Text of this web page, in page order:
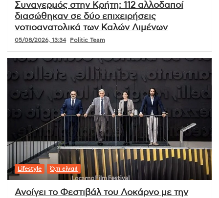
Συναγερμός στην Κρήτη: 112 αλλοδαποί
διασώθηκαν σε δύο επιχειρήσεις
νοτιοανατολικά των Καλών Λιμένων
05/08/2026, 13:34 Politic Team
Lifestyle Ό,τι είναι!
Ανοίγει το Φεστιβάλ του Λοκάρνο με την